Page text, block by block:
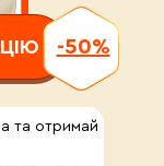
та отримай
-50%